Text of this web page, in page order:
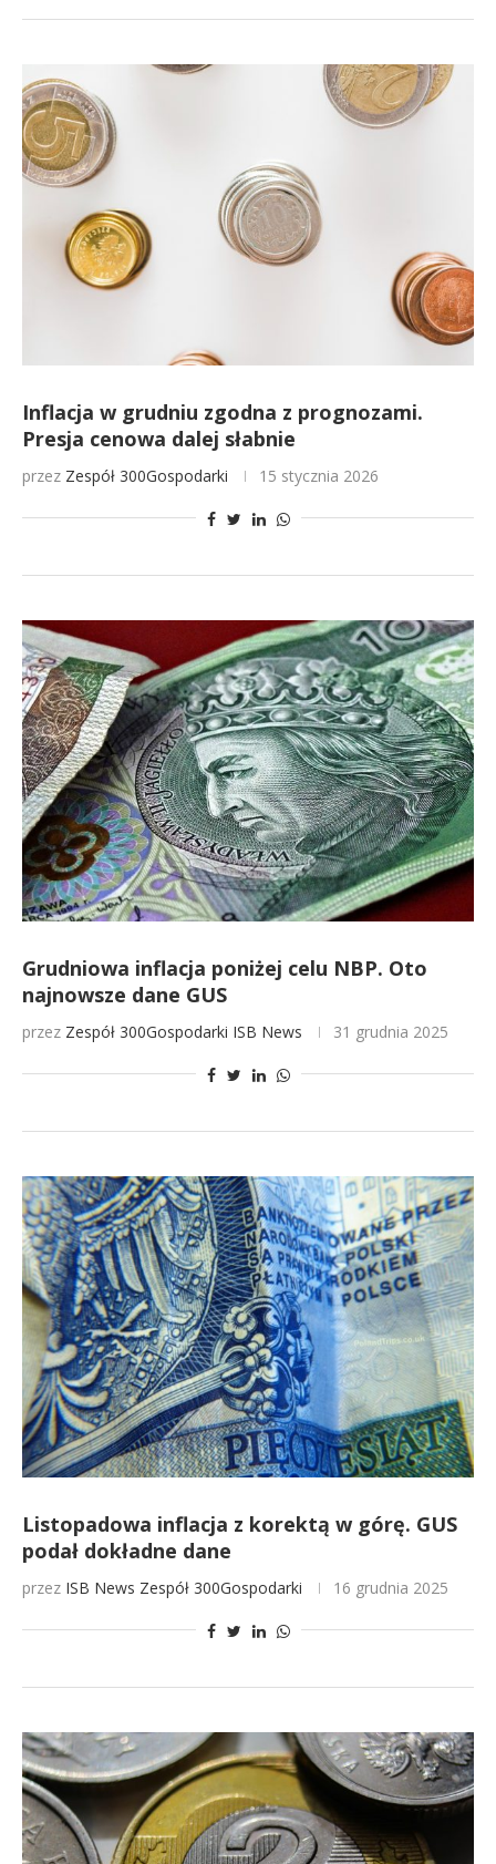
Inflacja w grudniu zgodna z prognozami.
Presja cenowa dalej słabnie
przez Zespół 300Gospodarki 15 stycznia 2026
Grudniowa inflacja poniżej celu NBP. Oto
najnowsze dane GUS
przez Zespół 300Gospodarki ISB News 31 grudnia 2025
Listopadowa inflacja z korektą w górę. GUS
podał dokładne dane
przez ISB News Zespół 300Gospodarki 16 grudnia 2025